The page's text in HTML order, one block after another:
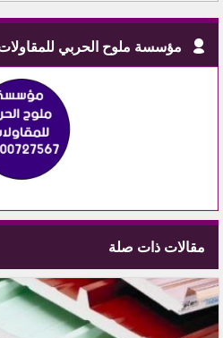
مؤسسة ملوح الحربي
مقالات ذات صلة